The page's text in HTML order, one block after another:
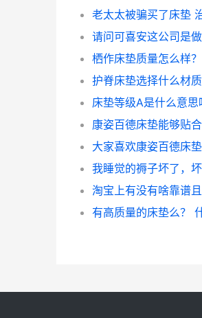
老太太被骗买了床垫
栖作床垫质量怎么样
床垫等级A是什么意
大家喜欢康姿百德床
有高质量的床垫么？